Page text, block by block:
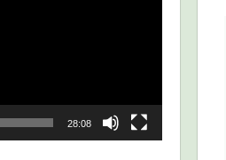
28:08